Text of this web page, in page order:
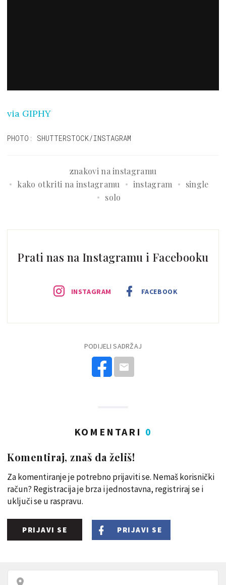
via GIPHY
PHOTO: SHUTTERSTOCK/INSTAGRAM
znakovi na instagramu
kako otkriti na instagramu
instagram
single
solo
Prati nas na Instagramu i Facebooku
INSTAGRAM FACEBOOK
PODIJELI SADRŽAJ
KOMENTARI 0
Komentiraj, znaš da želiš!
Za komentiranje je potrebno prijaviti se. Nemaš korisnički
račun? Registracija je brza i jednostavna, registriraj se i
uključi se u raspravu.
PRIJAVI SE PRIJAVI SE